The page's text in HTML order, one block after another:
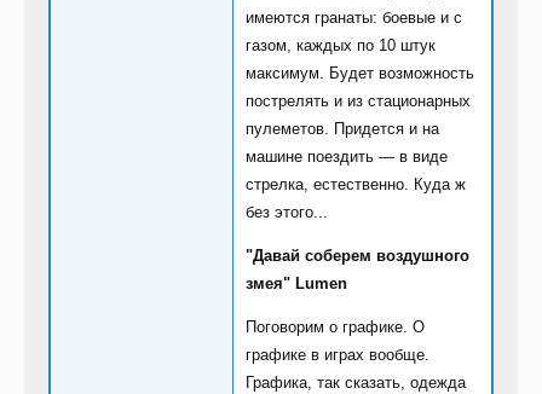
имеются гранаты: боевые и с
газом, каждых по 10 штук
максимум. Будет возможность
пострелять и из стационарных
пулеметов. Придется и на
машине поездить — в виде
стрелка, естественно. Куда ж
без этого...
"Давай соберем воздушного
змея" Lumen
Поговорим о графике. О
графике в играх вообще.
Графика, так сказать, одежда